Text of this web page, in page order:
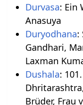
Durvasa: Ein
Anasuya
Duryodhana:
Gandhari,
Laxman
Dushala:
Brüder, Frau